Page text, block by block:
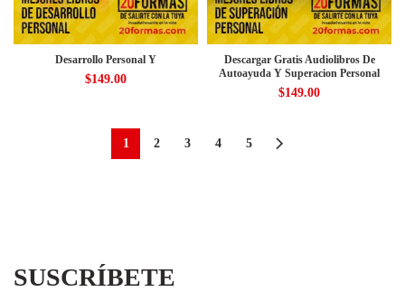
Desarrollo Personal Y
$149.00
Descargar Gratis Audiolibros De
Autoayuda Y Superacion Personal
$149.00
1 2 3 4 5
SUSCRÍBETE